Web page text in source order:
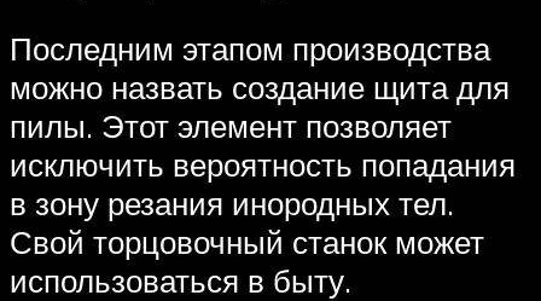
Последним этапом производства
можно назвать создание щита для
пилы. Этот элемент позволяет
исключить вероятность попадания
в зону резания инородных тел.
Свой торцовочный станок может
использоваться в быту.